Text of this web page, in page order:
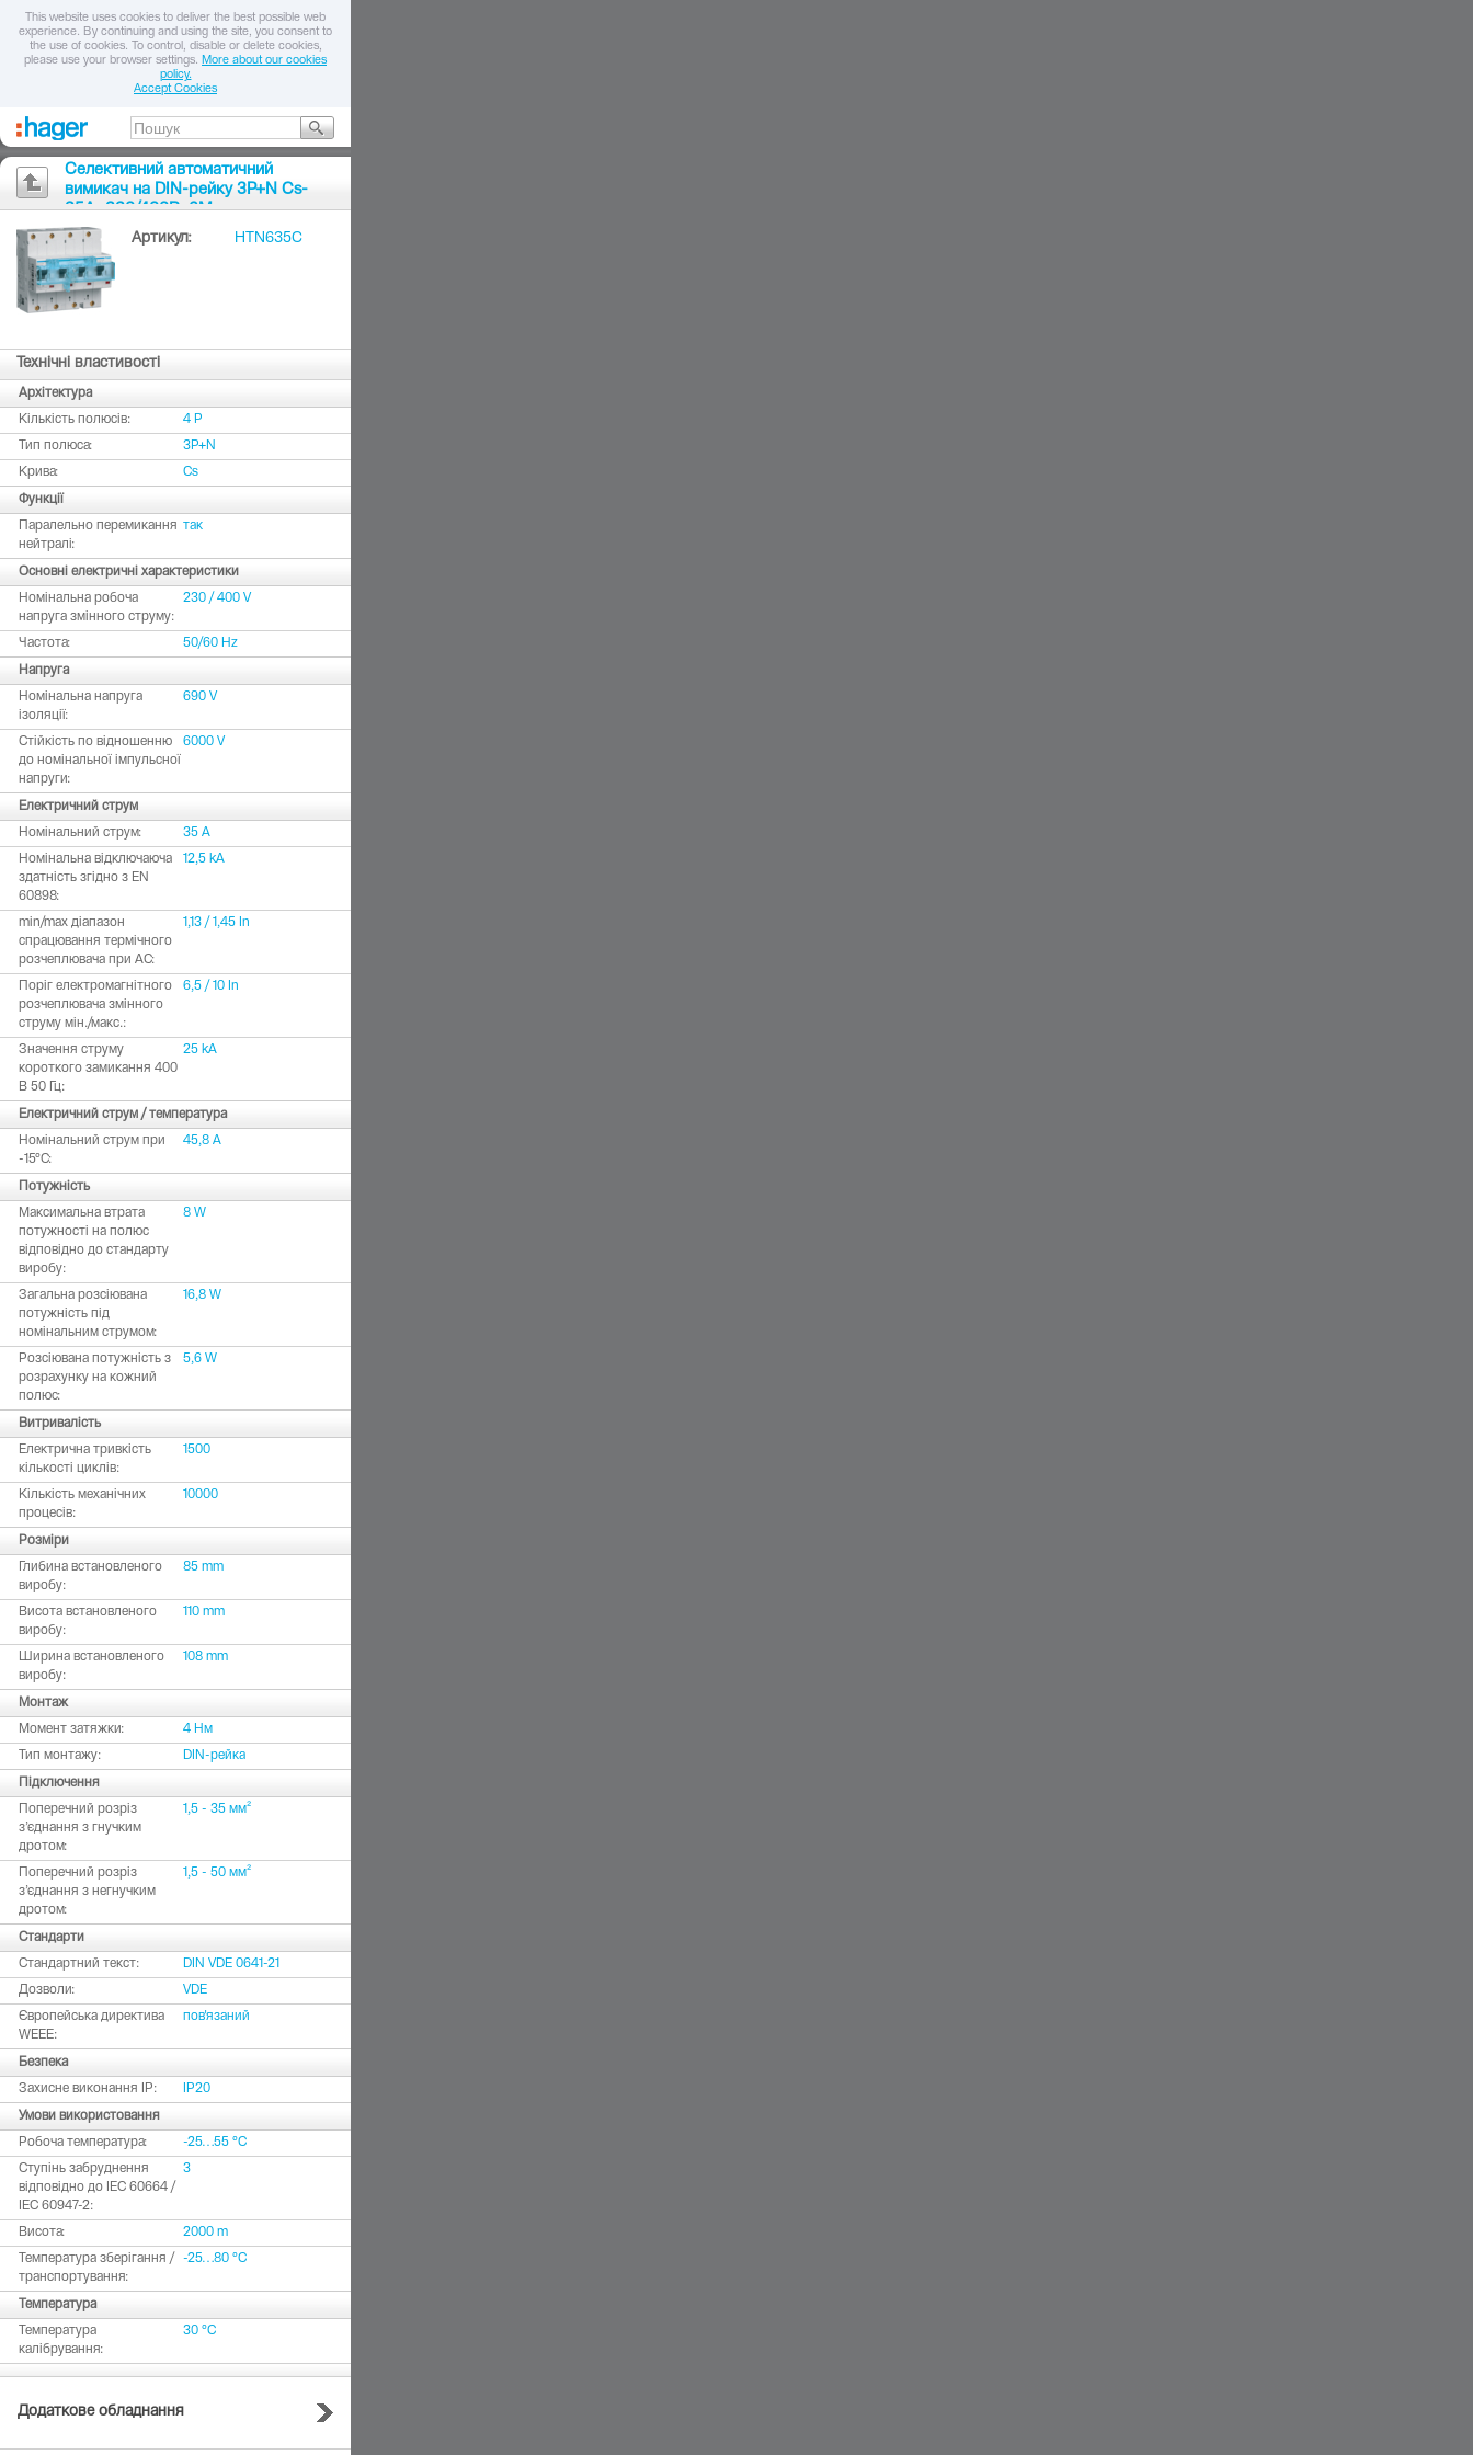
This website uses cookies to deliver the best possible web
experience. By continuing and using the site, you consent to
the use of cookies. To control, disable or delete cookies,
please use your browser settings. More about our cookies
policy.
Accept Cookies
Селективний автоматичний
вимикач на DIN-рейку 3P+N Cs-
35A, 230/400В, 6M
Артикул: HTN635C
Технічні властивості
Архітектура
Кількість полюсів:
4 P
Тип полюса:
3P+N
Крива:
Cs
Функції
Паралельно перемикання
нейтралі:
так
Основні електричні характеристики
Номінальна робоча
напруга змінного струму:
230 / 400 V
Частота: 50/60 Hz
Напруга
Номінальна напруга
ізоляції:
690 V
Стійкість по відношенню
до номінальної імпульсної
напруги:
6000 V
Електричний струм
Номінальний струм:
35 A
Номінальна відключаюча
здатність згідно з EN
60898:
12,5 kA
min/max діапазон
спрацювання термічного
розчеплювача при АC:
1,13 / 1,45 In
Поріг електромагнітного
розчеплювача змінного
струму мін./макс.:
6,5 / 10 In
Значення струму
короткого замикання 400
В 50 Гц:
25 kA
Електричний струм / температура
Номінальний струм при
-15°C:
45,8 A
Потужність
Максимальна втрата
потужності на полюс
відповідно до стандарту
виробу:
8 W
Загальна розсіювана
потужність під
номінальним струмом:
16,8 W
Розсіювана потужність з
розрахунку на кожний
полюс:
5,6 W
Витривалість
Електрична тривкість
кількості циклів:
1500
Кількість механічних
процесів:
10000
Розміри
Глибина встановленого
виробу:
85 mm
Висота встановленого
виробу:
110 mm
Ширина встановленого
виробу:
108 mm
Монтаж
Момент затяжки:
4 Нм
Тип монтажу:
DIN-рейка
Підключення
Поперечний розріз
з’єднання з гнучким
дротом:
1,5 - 35 мм²
Поперечний розріз
з’єднання з негнучким
дротом:
1,5 - 50 мм²
Стандарти
Стандартний текст:
DIN VDE 0641-21
Дозволи:
VDE
Європейська директива
WEEE:
пов'язаний
Безпека
Захисне виконання ІР:
IP20
Умови використовання
Робоча температура:
-25…55 °C
Ступінь забруднення
відповідно до IEC 60664 /
IEC 60947-2:
3
Висота:
2000 m
Температура зберігання /
транспортування:
-25…80 °C
Температура
Температура
калібрування:
30 °C
Додаткове обладнання